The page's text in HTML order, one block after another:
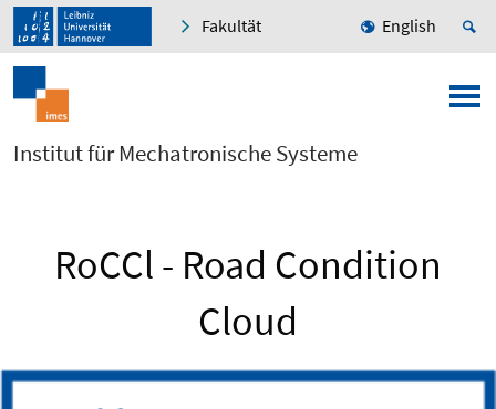
Fakultät English
Institut für Mechatronische Systeme
RoCCl - Road Condition
Cloud